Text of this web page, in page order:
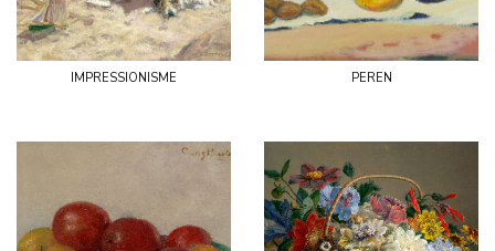
impressionisme peren